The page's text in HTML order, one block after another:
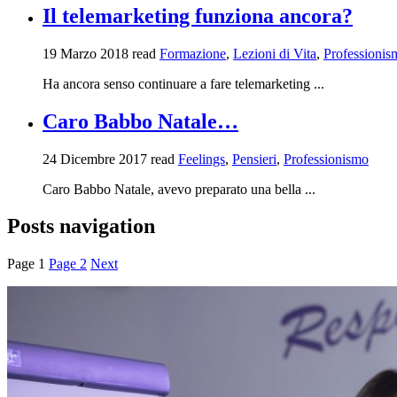
Il telemarketing funziona ancora?
19 Marzo 2018 read Formazione, Lezioni di Vita,
Ha ancora senso continuare a fare telemarketing ...
Caro Babbo Natale…
24 Dicembre 2017 read Feelings, Pensieri, Professionismo
Caro Babbo Natale, avevo preparato una bella ...
Posts navigation
Page 1 Page 2 Next